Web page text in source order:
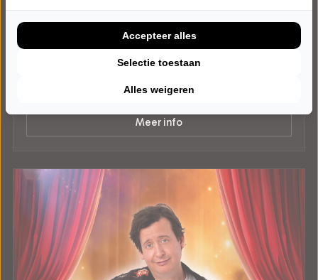
Tickets
Meer info
Alles weigeren
Selectie toestaan
Accepteer alles